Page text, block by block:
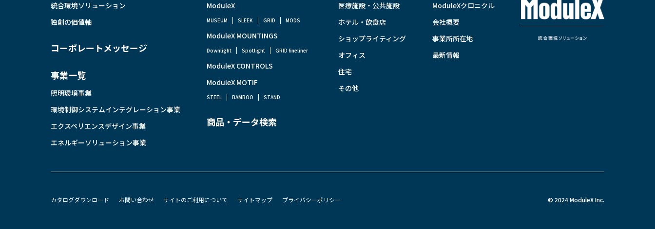
統合環境ソリューション
独創の価値軸
コーポレートメッセージ
事業一覧
照明環境事業
環境制御システムインテグレーション事業
エクスペリエンスデザイン事業
エネルギーソリューション事業
ModuleX
MUSEUM SLEEK GRID MODS
ModuleX MOUNTINGS
Downlight Spotlight GRID fineliner
ModuleX CONTROLS
ModuleX MOTIF
STEEL BAMBOO STAND
商品・データ検索
医療施設・公共施設
ホテル・飲食店
ショップライティング
オフィス
住宅
その他
ModuleXクロニクル
会社概要
事業所所在地
最新情報
カタログダウンロード お問い合わせ サイトのご利用について サイトマップ プライバシーポリシー © 2024 ModuleX Inc.